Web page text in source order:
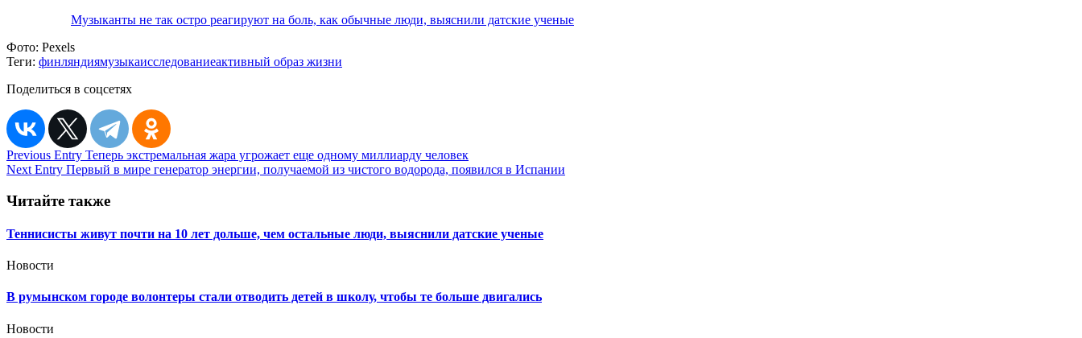
Музыканты не так остро реагируют на боль, как обычные люди, выяснили датские ученые
Фото: Pexels
Теги: финляндиямузыкаисследованиеактивный образ жизни
Поделиться в соцсетях
Навигация
по
записям
Previous Entry Теперь экстремальная жара угрожает еще одному миллиарду человек
Next Entry Первый в мире генератор энергии, получаемой из чистого водорода, появился в Испании
Читайте также
Теннисисты живут почти на 10 лет дольше, чем остальные люди, выяснили датские ученые
Новости
В румынском городе волонтеры стали отводить детей в школу, чтобы те больше двигались
Новости